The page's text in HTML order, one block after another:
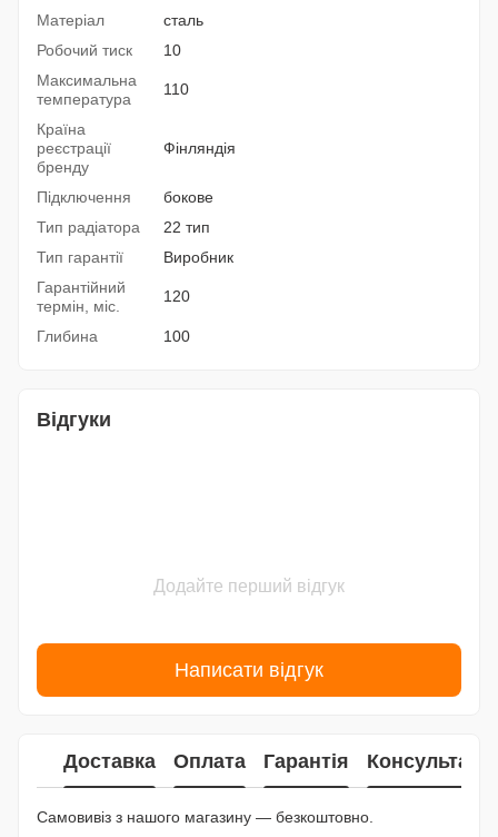
Матеріал
сталь
Робочий тиск
10
Максимальна
температура
110
Країна
реєстрації
бренду
Фінляндія
Підключення
бокове
Тип радіатора
22 тип
Тип гарантії
Виробник
Гарантійний
термін, міс.
120
Глибина 100
Відгуки
Додайте перший відгук
Написати відгук
Доставка Оплата Гарантія Консультація
Самовивіз з нашого магазину — безкоштовно.